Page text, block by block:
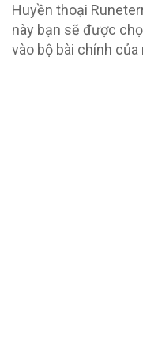
Huyền thoại
này bạn sẽ được
vào bộ bài chính của